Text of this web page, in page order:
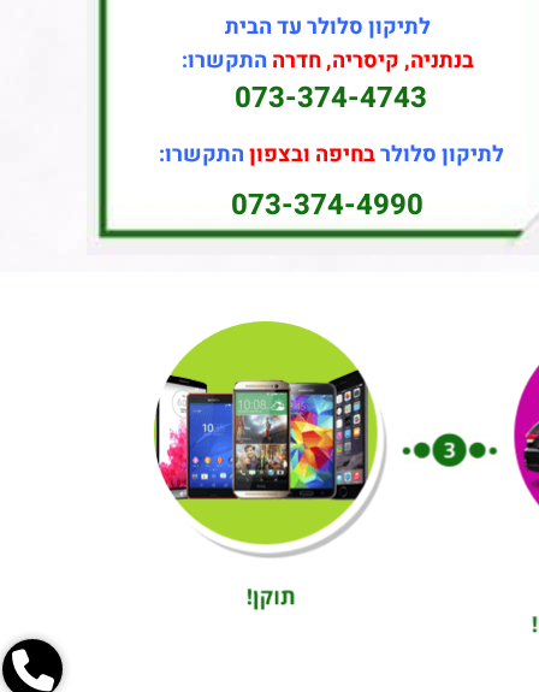
לתיקון סלולר עד הבית
בנתניה, קיסריה, חדרה התקשרו:
073-374-4743
לתיקון סלולרבחיפה ובצפוןהתקשרו:
073-374-4990